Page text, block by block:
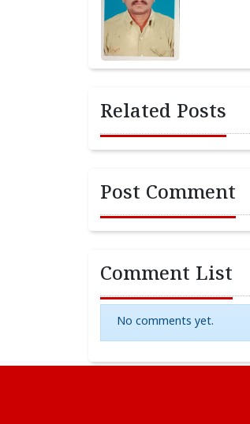
Related Posts
Post Comment
Comment List
No comments yet.